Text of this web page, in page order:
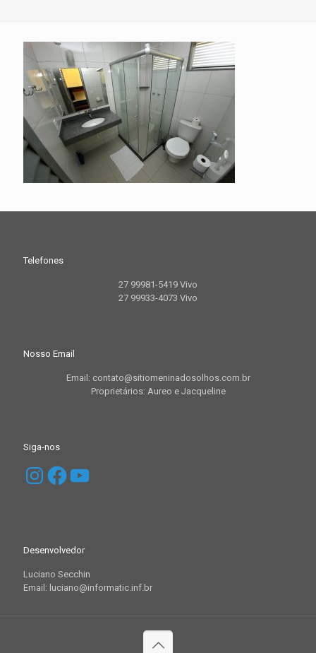
Telefones
27 99981-5419 Vivo
27 99933-4073 Vivo
Nosso Email
Email: contato@sitiomeninadosolhos.com.br
Proprietários: Aureo e Jacqueline
Siga-nos
InstagramFacebook
YouTube
Desenvolvedor
Luciano Secchin
Email: luciano@informatic.inf.br